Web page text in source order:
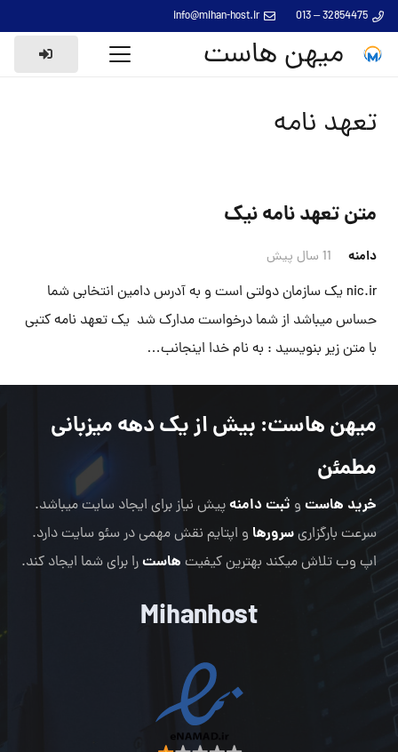
32854475 – 013
info@mihan-host.ir
میهن هاست
تعهد نامه
متن تعهد نامه نیک
دامنه 11 سال پیش
nic.ir یک سازمان دولتی است و به آدرس دامین انتخابی شما
حساس میباشد از شما درخواست مدارک شد یک تعهد نامه کتبی
با متن زیر بنویسید : به نام خدا اینجانب…
میهن هاست: بیش از یک دهه میزبانی
مطمئن
خرید هاست و ثبت دامنهپیش نیاز برای ایجاد سایت میباشد.
سرعت بارگزاریسرورها و اپتایم نقش مهمی در سئو سایت دارد.
اپ وب تلاش میکند بهترین کیفیت هاسترا برای شما ایجاد کند.
Mihanhost